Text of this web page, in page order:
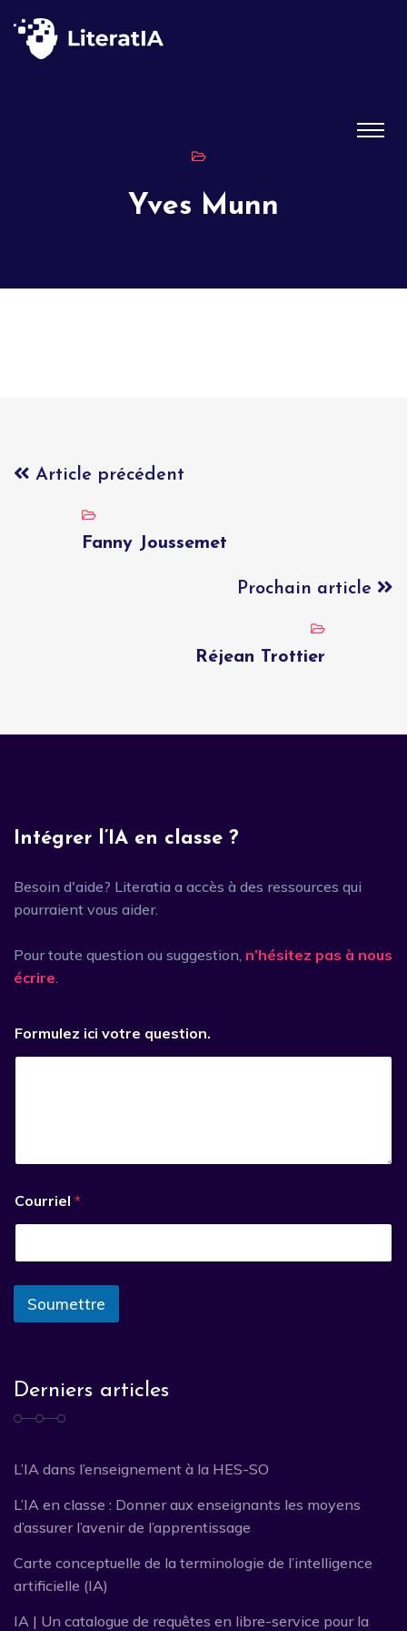
Yves Munn
Article précédent
Fanny Joussemet
Prochain article
Réjean Trottier
Intégrer l’IA en classe ?
Besoin d'aide? Literatia a accès à des ressources qui
pourraient vous aider.
Pour toute question ou suggestion, n’hésitez pas à nous
écrire.
Formulez ici votre question.
Courriel *
Soumettre
Derniers articles
L’IA dans l’enseignement à la HES-SO
L’IA en classe : Donner aux enseignants les moyens
d’assurer l’avenir de l’apprentissage
Carte conceptuelle de la terminologie de l’intelligence
artificielle (IA)
IA | Un catalogue de requêtes en libre-service pour la